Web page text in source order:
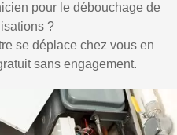
pour le débouchage de
?
se déplace chez vous en
sans engagement.